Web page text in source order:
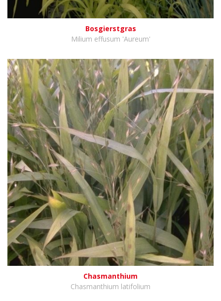
Bosgierstgras
Milium effusum 'Aureum'
Chasmanthium
Chasmanthium latifolium